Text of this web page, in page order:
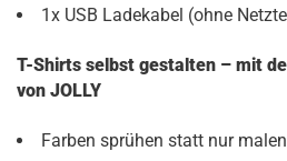
1x USB Ladekabel (ohne
T-Shirts selbst gestalten – mit
von JOLLY
Farben sprühen statt nur